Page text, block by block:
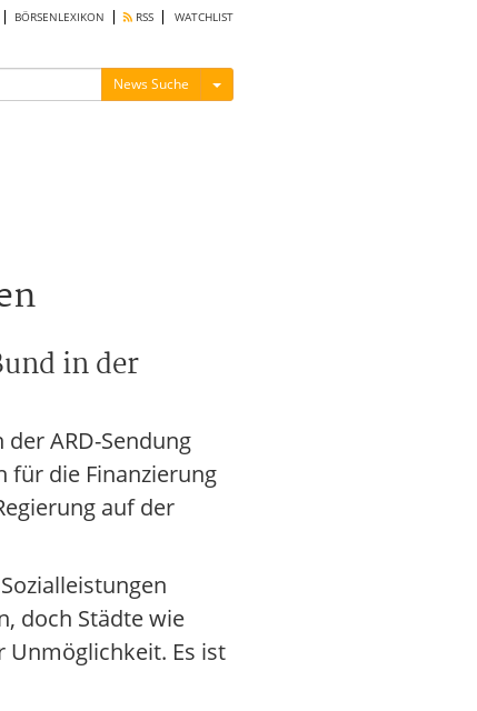
BÖRSENLEXIKON RSS WATCHLIST
News Suche Menü ein-/ausblenden
in der
ARD-Sendung
für die Finanzierung
auf der
doch Städte wie
Unmöglichkeit. Es ist